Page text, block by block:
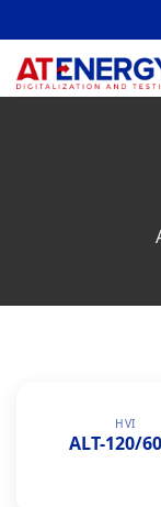
to
content
HVI
ALT-120/